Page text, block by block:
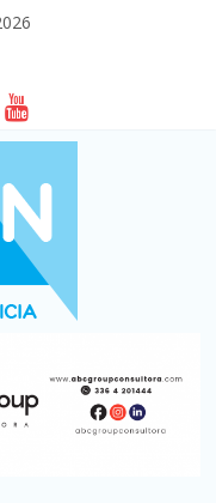
de exportaciones en
su cuarta baja del
cayeron 3,8 en
en Florencio Varela